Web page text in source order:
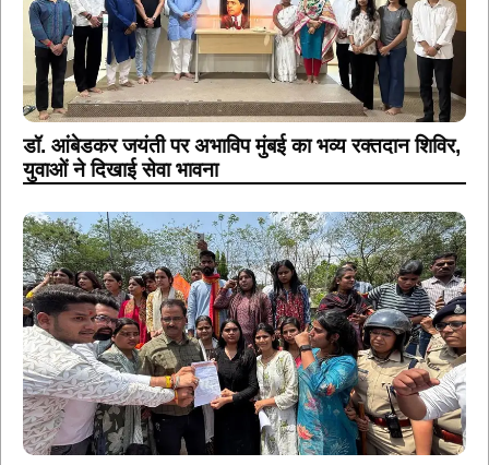
डॉ. आंबेडकर जयंती पर अभाविप मुंबई का भव्य रक्तदान शिविर,
युवाओं ने दिखाई सेवा भावना